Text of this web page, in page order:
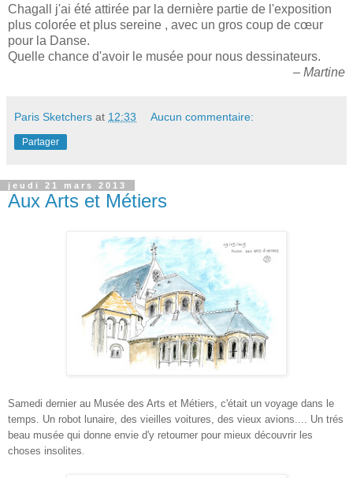
Chagall j'ai été attirée par la dernière partie de l'exposition
plus colorée et plus sereine , avec un gros coup de cœur
pour la Danse.
Quelle chance d'avoir le musée pour nous dessinateurs.
– Martine
Paris Sketchers at 12:33 Aucun commentaire:
Partager
jeudi 21 mars 2013
Aux Arts et Métiers
Samedi dernier au Musée des Arts et Métiers, c'était un voyage dans le
temps. Un robot lunaire, des vieilles voitures, des vieux avions.... Un trés
beau musée qui donne envie d'y retourner pour mieux découvrir les
choses insolites